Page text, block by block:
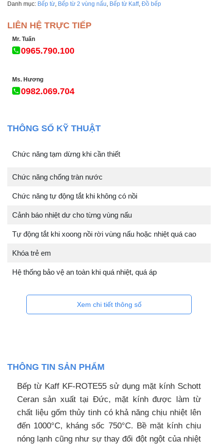
Danh mục: Bếp từ, Bếp từ 2 vùng nấu, Bếp từ Kaff, Đồ bếp
LIÊN HỆ TRỰC TIẾP
Mr. Tuấn
0965.790.100
Ms. Hương
0982.069.704
THÔNG SỐ KỸ THUẬT
Chức năng tạm dừng khi cần thiết
Chức năng chống tràn nước
Chức năng tự động tắt khi không có nồi
Cảnh báo nhiệt dư cho từng vùng nấu
Tự động tắt khi xoong nồi rời vùng nấu hoặc nhiệt quá cao
Khóa trẻ em
Hệ thống bảo vệ an toàn khi quá nhiệt, quá áp
Xem chi tiết thông số
THÔNG TIN SẢN PHẨM
Bếp từ Kaff KF-ROTE55 sử dụng mặt kính Schott
Ceran sản xuất tại Đức, mặt kính được làm từ
chất liệu gốm thủy tinh có khả năng chịu nhiệt lên
đến 1000°C, kháng sốc 750°C. Bề mặt kính chịu
nóng lạnh cũng như sự thay đổi đột ngột của nhiệt